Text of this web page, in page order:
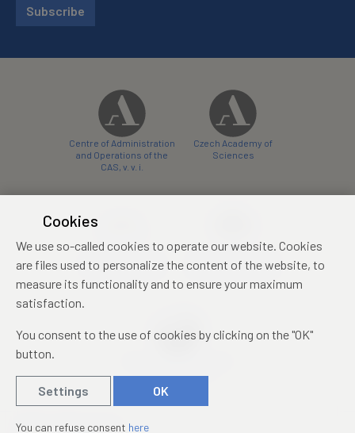
Subscribe
Centre of Administration
and Operations of the
CAS, v. v. i.
Czech Academy of
Sciences
conference centre
konferenční centrum
© 2019 – 2026Academia
Cookies
We use so-called cookies to operate our website. Cookies
are files used to personalize the content of the website, to
measure its functionality and to ensure your maximum
satisfaction.
You consent to the use of cookies by clicking on the "OK"
button.
Settings OK
You can refuse consent here